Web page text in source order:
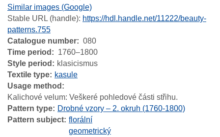
Similar images (Google)
Stable URL (handle): https://hdl.handle.net/11222/beauty-
patterns.755
Catalogue number
080
Time period
1760–1800
Style period
klasicismus
Textile type
kasule
Usage method
Kalichové velum: Veškeré pohledové části střihu.
Pattern type
Drobné vzory – 2. okruh (1760-1800)
Pattern subject florální
geometrický